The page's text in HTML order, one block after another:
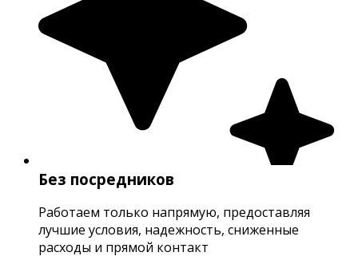
Без посредников
Работаем только напрямую, предоставляя
лучшие условия, надежность, сниженные
расходы и прямой контакт